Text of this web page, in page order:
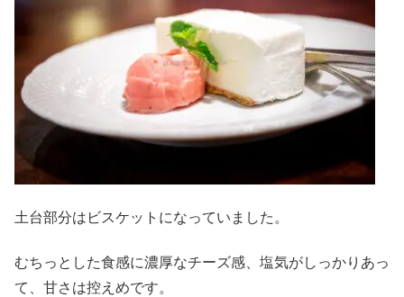
土台部分はビスケットになっていました。
むちっとした食感に濃厚なチーズ感、塩気がしっかりあっ
て、甘さは控えめです。